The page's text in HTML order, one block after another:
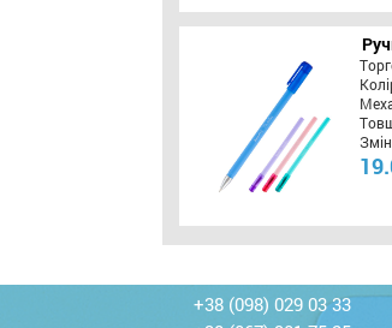
+38 (098) 029 03 33